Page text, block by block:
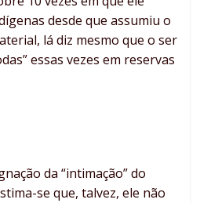
desde que assumiu o
lá diz mesmo que o ser
essas vezes em reservas
da “intimação” do
se que, talvez, ele não